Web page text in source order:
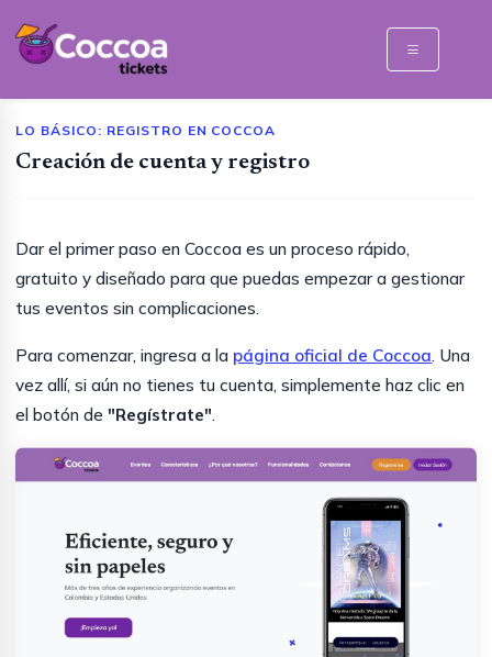
LO BÁSICO: REGISTRO EN COCCOA
Creación de cuenta y registro
Dar el primer paso en Coccoa es un proceso rápido,
gratuito y diseñado para que puedas empezar a gestionar
tus eventos sin complicaciones.
Para comenzar, ingresa a la página oficial de Coccoa. Una
vez allí, si aún no tienes tu cuenta, simplemente haz clic en
el botón de"Regístrate".